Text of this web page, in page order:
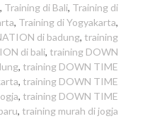
, Training di Bali, Training di
, Training di Yogyakarta,
di badung, training
di bali, training DOWN
, training DOWN TIME
, training DOWN TIME
, training DOWN TIME
, training murah di jogja